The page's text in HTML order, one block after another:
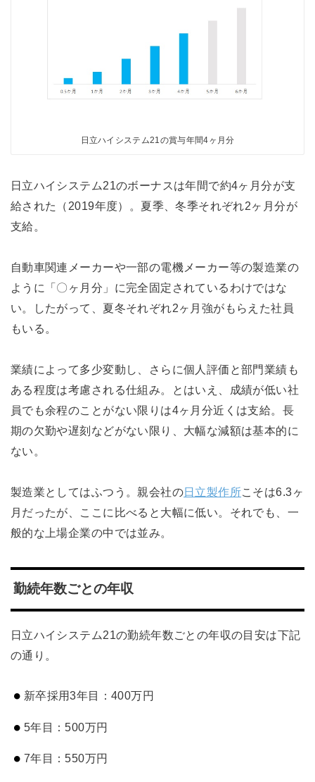
日立ハイシステム21の賞与年間4ヶ月分
日立ハイシステム21のボーナスは年間で約4ヶ月分が支
給された（2019年度）。夏季、冬季それぞれ2ヶ月分が
支給。
自動車関連メーカーや一部の電機メーカー等の製造業の
ように「〇ヶ月分」に完全固定されているわけではな
い。したがって、夏冬それぞれ2ヶ月強がもらえた社員
もいる。
業績によって多少変動し、さらに個人評価と部門業績も
ある程度は考慮される仕組み。とはいえ、成績が低い社
員でも余程のことがない限りは4ヶ月分近くは支給。長
期の欠勤や遅刻などがない限り、大幅な減額は基本的に
ない。
製造業としてはふつう。親会社の日立製作所こそは6.3ヶ
月だったが、ここに比べると大幅に低い。それでも、一
般的な上場企業の中では並み。
勤続年数ごとの年収
日立ハイシステム21の勤続年数ごとの年収の目安は下記
の通り。
新卒採用3年目：400万円
5年目：500万円
7年目：550万円